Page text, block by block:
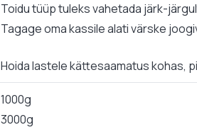
Toidu tüüp tuleks vahetada järk-
Tagage oma kassile alati värske
Hoida lastele kättesaamatus kohas,
1000g
3000g